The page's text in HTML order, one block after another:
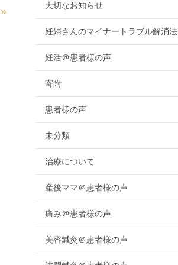
» 大切なお知らせ
妊婦さんのマイナートラブル解消法
妊活＠患者様の声
寄附
患者様の声
未分類
治療について
産後ママ＠患者様の声
痛み＠患者様の声
美容鍼灸＠患者様の声